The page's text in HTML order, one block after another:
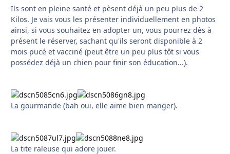
Ils sont en pleine santé et pèsent déjà un peu plus de 2
Kilos. Je vais vous les présenter individuellement en photos
ainsi, si vous souhaitez en adopter un, vous pourrez dès à
présent le réserver, sachant qu'ils seront disponible à 2
mois pucé et vacciné (peut être un peu plus tôt si vous
possédez déjà un chien pour finir son éducation...).
La gourmande (bah oui, elle aime bien manger).
La tite raleuse qui adore jouer.